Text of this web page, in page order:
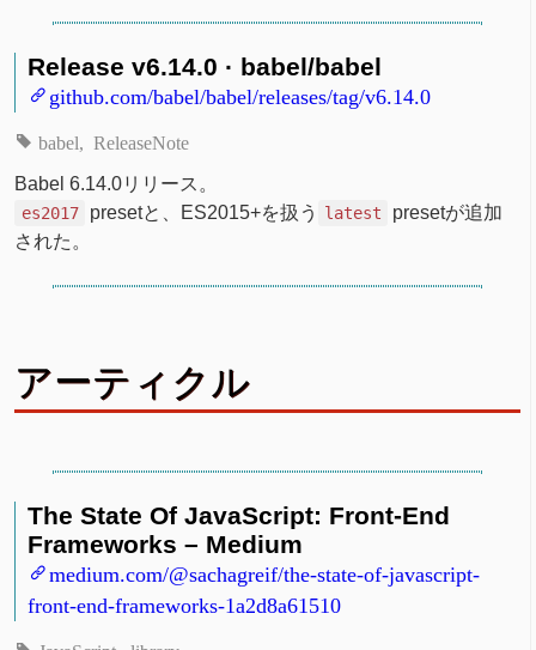
Release v6.14.0 · babel/babel
github.com/babel/babel/releases/tag/v6.14.0
babel ReleaseNote
Babel 6.14.0リリース。
es2017 presetと、ES2015+を扱う latest
presetが追加
された。
アーティクル
The State Of JavaScript: Front-End
Frameworks – Medium
medium.com/@sachagreif/the-state-of-javascript-
front-end-frameworks-1a2d8a61510